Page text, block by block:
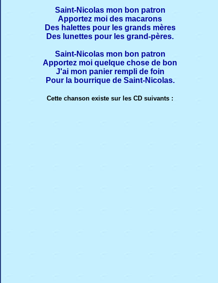
Saint-Nicolas mon bon patron
Apportez moi des macarons
Des halettes pour les grands mères
Des lunettes pour les grand-pères.
Saint-Nicolas mon bon patron
Apportez moi quelque chose de bon
J'ai mon panier rempli de foin
Pour la bourrique de Saint-Nicolas.
Cette chanson existe sur les CD suivants :